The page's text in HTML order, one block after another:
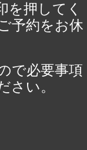
押してく
予約をお休
で必要事項
さい。